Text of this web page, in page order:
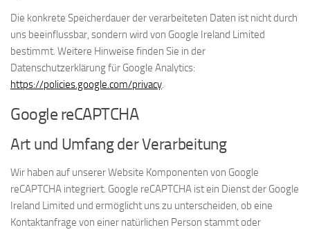
Die konkrete Speicherdauer der verarbeiteten Daten ist nicht durch
uns beeinflussbar, sondern wird von Google Ireland Limited
bestimmt. Weitere Hinweise finden Sie in der
Datenschutzerklärung für Google Analytics:
https://policies.google.com/privacy.
Google reCAPTCHA
Art und Umfang der Verarbeitung
Wir haben auf unserer Website Komponenten von Google
reCAPTCHA integriert. Google reCAPTCHA ist ein Dienst der Google
Ireland Limited und ermöglicht uns zu unterscheiden, ob eine
Kontaktanfrage von einer natürlichen Person stammt oder